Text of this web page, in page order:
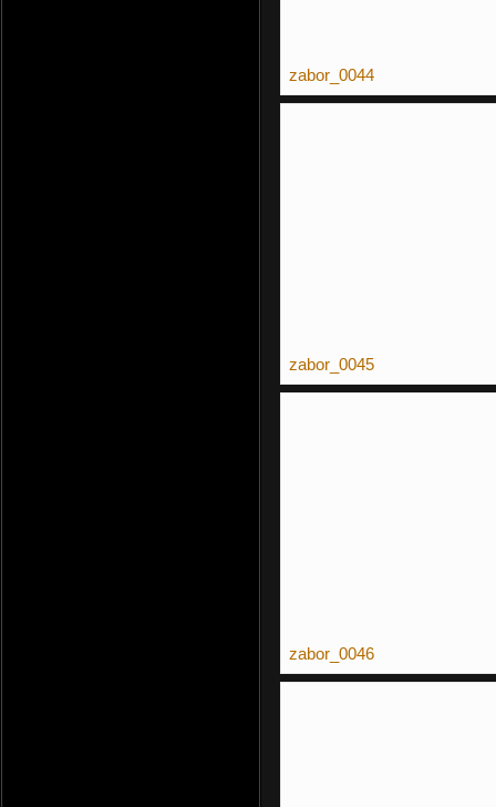
zabor_0044
zabor_0045
zabor_0046